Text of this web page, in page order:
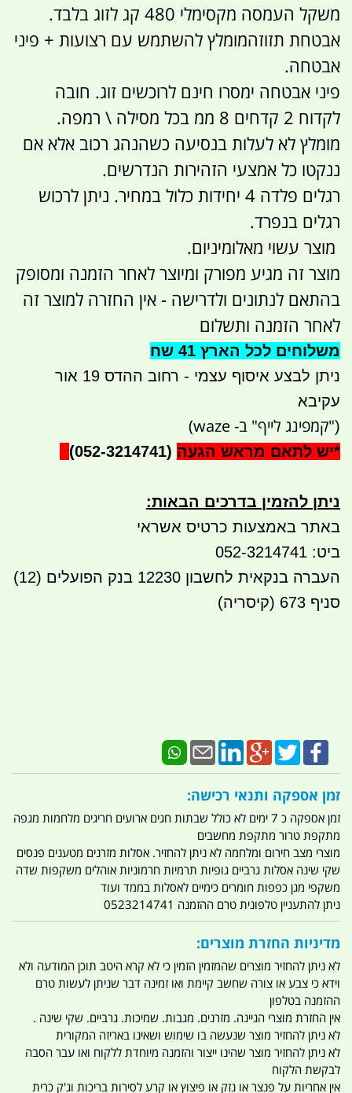
משקל העמסה מקסימלי 480 קג לזוג בלבד.
אבטחת תזוזהמומלץ להשתמש עם רצועות + פיני
אבטחה.
פיני אבטחה ימסרו חינם לרוכשים זוג. חובה
לקדוח 2 קדחים 8 ממ בכל מסילה \ רמפה.
מומלץ לא לעלות בנסיעה כשהנהג רכוב אלא אם
ננקטו כל אמצעי הזהירות הנדרשים.
רגלים פלדה 4 יחידות כלול במחיר. ניתן לרכוש
רגלים בנפרד.
מוצר עשוי מאלומיניום.
מוצר זה מגיע מפורק ומיוצר לאחר הזמנה ומסופק
בהתאם לנתונים ולדרישה - אין החזרה למוצר זה
לאחר הזמנה ותשלום
משלוחים לכל הארץ 41 שח
ניתן לבצע איסוף עצמי - רחוב ההדס 19 אור
עקיבא
("קמפינג לייף" ב- waze)
*יש לתאם מראש הגעה (052-3214741)
ניתן להזמין בדרכים הבאות:
באתר באמצעות כרטיס אשראי
ביט: 052-3214741
העברה בנקאית לחשבון 12230 בנק הפועלים (12)
סניף 673 (קיסריה)
זמן אספקה ותנאי רכישה:
זמן אספקה כ 7 ימים לא כולל שבתות חגים ארועים חריגים מלחמות מגפה
מתקפת טרור מתקפת מחשבים
מוצרי מצב חירום ומלחמה לא ניתן להחזיר. אסלות מזרנים מטענים פנסים
שקי שינה אסלות גרביים גופיות תרמיות חרמוניות אוהלים משקפות שדה
משקפי מגן כפפות חומרים כימיים לאסלות בממד ועוד
ניתן להתעניין טלפונית טרם ההזמנה 0523214741
מדיניות החזרת מוצרים:
לא ניתן להחזיר מוצרים שהמזמין הזמין כי לא קרא היטב תוכן המודעה ולא
וידא כי צבע או צורה שחשב קיימת ואו זמינה דבר שניתן לעשות טרם
ההזמנה בטלפון
אין החזרת מוצרי הגיינה. מזרנים. מגבות. שמיכות. גרביים. שקי שינה .
לא ניתן להחזיר מוצר שנעשה בו שימוש ושאינו באריזה המקורית
לא ניתן להחזיר מוצר שהינו ייצור והזמנה מיוחדת ללקוח ואו עבר הסבה
לבקשת הלקוח
אין אחריות על פנצר או נזק או פיצוץ או קרע לסירות בריכות וג'ק כרית